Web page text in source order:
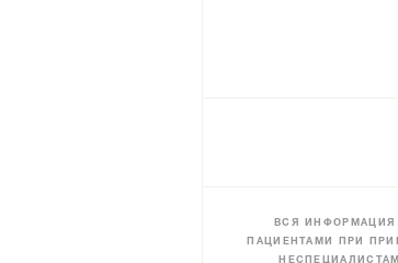
ВСЯ ИНФОРМАЦИЯ
ПАЦИЕНТАМИ ПРИ